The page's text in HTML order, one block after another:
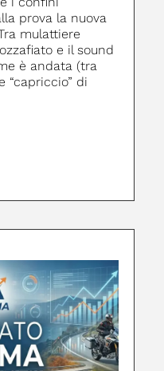
prova la nuova
mulattiere
e il sound
è andata (tra
“capriccio” di